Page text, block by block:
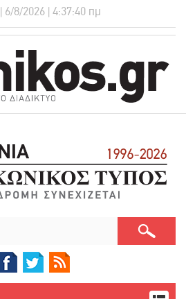
| 6/8/2026 | 4:37:41 πμ